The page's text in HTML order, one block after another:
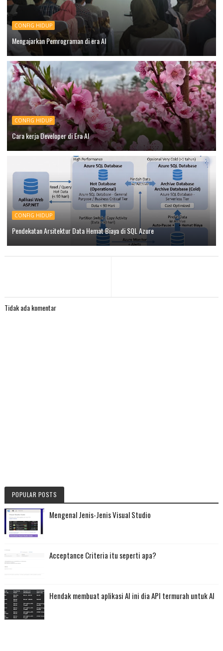
CONFIG HIDUP
Mengajarkan Pemrograman di era AI
CONFIG HIDUP
Cara kerja Developer di Era AI
CONFIG HIDUP
Pendekatan Arsitektur Data Hemat Biaya di SQL Azure
Tidak ada komentar
POPULAR POSTS
Mengenal Jenis-Jenis Visual Studio
Acceptance Criteria itu seperti apa?
Hendak membuat aplikasi AI ini dia API termurah untuk AI